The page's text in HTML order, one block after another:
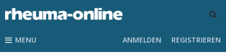
MENU ANMELDEN REGISTRIEREN